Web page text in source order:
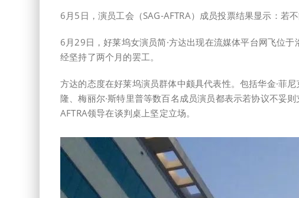
6月5日，演员工会（SAG-AFTRA）成员投票结果显示：若
6月29日，好莱坞女演员简·方达出现在流媒体平台网飞位
经坚持了两个月的罢工。
方达的态度在好莱坞演员群体中颇具代表性。包括华金·菲尼
隆、梅丽尔·斯特里普等数百名成员演员都表示若协议不妥
AFTRA领导在谈判桌上坚定立场。